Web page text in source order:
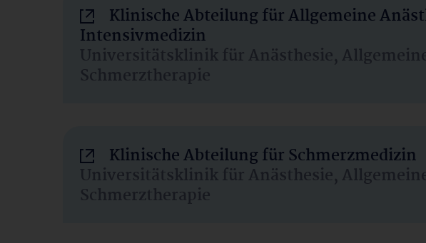
Klinische Abteilung für Allgemeine
Intensivmedizin
Universitätsklinik für Anästhesie,
Schmerztherapie
Klinische Abteilung für Schmerzmedizin
Universitätsklinik für Anästhesie,
Schmerztherapie